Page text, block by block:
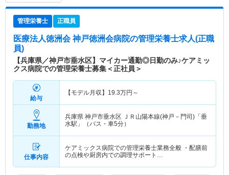
管理栄養士 正職員
医療法人徳洲会 神戸徳洲会病院の管理栄養士求人(正職
員)
【兵庫県／神戸市垂水区】マイカー通勤◎日勤のみ♪ケアミッ
クス病院での管理栄養士募集＜正社員＞
給与
【モデル月収】 19.3万円～
勤務地
兵庫県 神戸市垂水区 ＪＲ山陽本線(神戸－門司)「垂
水駅」（バス・車5分）
仕事内容
ケアミックス病院での管理栄養士業務全般 ・配膳前
の点検や厨房内での調理サポート…